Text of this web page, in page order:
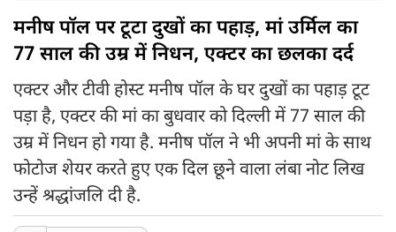
मनीष पॉल पर टूटा दुखों का पहाड़, मां उर्मिल का
77 साल की उम्र में निधन, एक्टर का छलका दर्द
एक्टर और टीवी होस्ट मनीष पॉल के घर दुखों का पहाड़ टूट
पड़ा है, एक्टर की मां का बुधवार को दिल्ली में 77 साल की
उम्र में निधन हो गया है. मनीष पॉल ने भी अपनी मां के साथ
फोटोज शेयर करते हुए एक दिल छूने वाला लंबा नोट लिख
उन्हें श्रद्धांजलि दी है.